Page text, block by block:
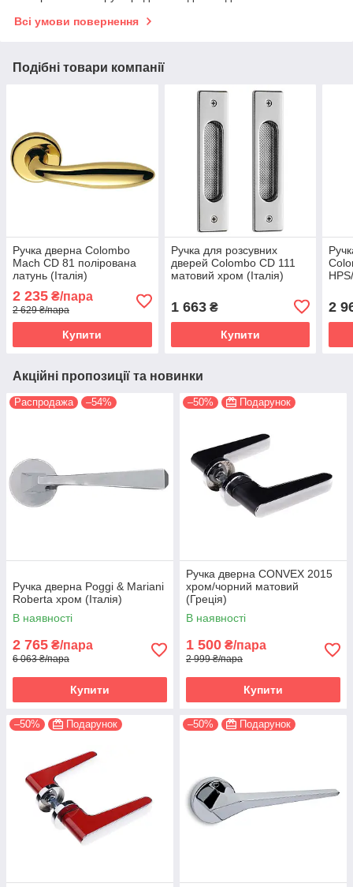
Всі умови повернення
Подібні товари компанії
Ручка дверна Colombo
Mach CD 81 полірована
латунь (Італія)
2 235 ₴/пара
2 629 ₴/пара
Купити
Ручка для розсувних
дверей Colombo CD 111
матовий хром (Італія)
1 663₴
Купити
2
Акційні пропозиції та новинки
Распродажа –54%
Ручка дверна Poggi & Mariani
Roberta хром (Італія)
В наявності
2 765 ₴/пара
6 063 ₴/пара
Купити
–50% Подарунок
Ручка дверна CONVEX 2015
хром/чорний матовий
(Греція)
В наявності
1 500 ₴/пара
2 999 ₴/пара
Купити
–50% Подарунок –50% Подарунок